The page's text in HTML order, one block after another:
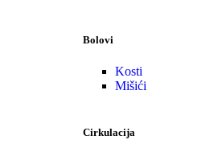
Bolovi
Kosti
Mišići
Cirkulacija